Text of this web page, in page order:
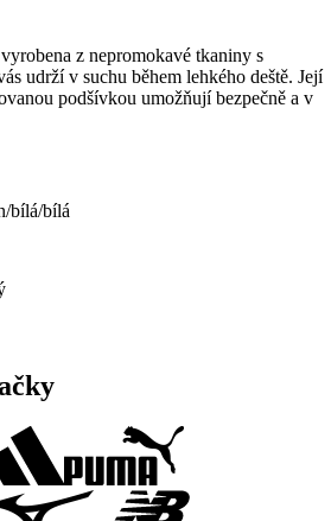
z nepromokavé tkaniny s
udrží v suchu během lehkého deště. Její
podšívkou umožňují bezpečně a v
bílá/bílá